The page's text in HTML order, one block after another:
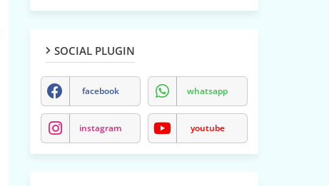
SOCIAL PLUGIN
facebook whatsapp
instagram youtube